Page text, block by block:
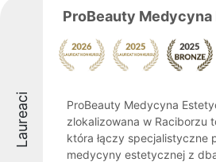
Laureaci
ProBeauty
ProBeauty Medycyna
zlokalizowana w Raciborzu
która łączy specjalistyczne
medycyny estetycznej z